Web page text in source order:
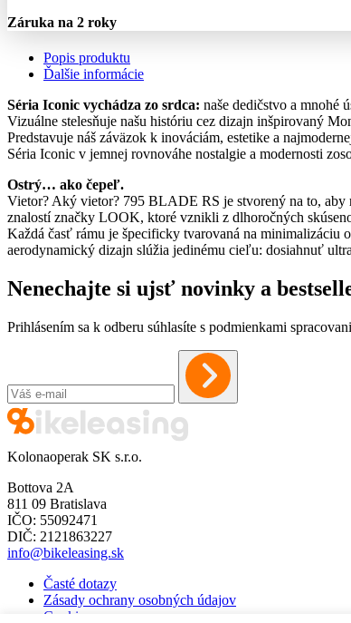
Záruka na 2 roky
Popis produktu
Ďalšie informácie
Séria Iconic vychádza zo srdca: naše dedičstvo a mnohé
Vizuálne stelesňuje našu históriu cez dizajn inšpirovaný
Predstavuje náš záväzok k inováciám, estetike a
Séria Iconic v jemnej rovnováhe nostalgie a modernosti
Ostrý… ako čepeľ.
Vietor? Aký vietor? 795 BLADE RS je stvorený na to, aby
znalostí značky LOOK, ktoré vznikli z dlhoročných
Každá časť rámu je špecificky tvarovaná na minimalizáciu
aerodynamický dizajn slúžia jedinému cieľu: dosiahnuť
Nenechajte si ujsť novinky a
Prihlásením sa k odberu súhlasíte s podmienkami
Kolonaoperak SK s.r.o.
Bottova 2A
811 09 Bratislava
IČO: 55092471
DIČ: 2121863227
info@bikeleasing.sk
Časté dotazy
Zásady ochrany osobných údajov
Cookies